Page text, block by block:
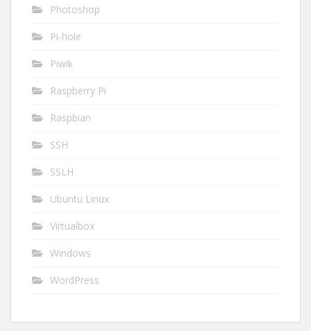
Photoshop
Pi-hole
Piwik
Raspberry Pi
Raspbian
SSH
SSLH
Ubuntu Linux
Virtualbox
Windows
WordPress